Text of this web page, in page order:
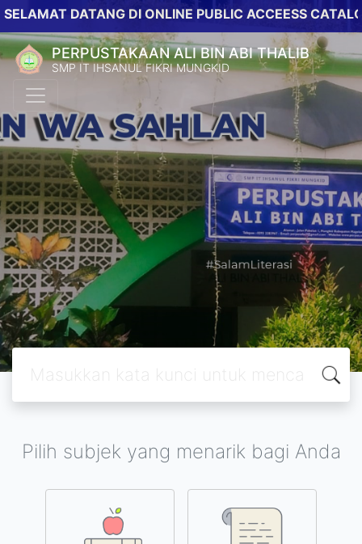
DATANG DI ONLINE PUBLIC ACCEESS CATALOG
PERPUSTAKAAN ALI BIN ABI THALIB
SMP IT IHSANUL FIKRI MUNGKID
Pilih subjek yang menarik bagi Anda